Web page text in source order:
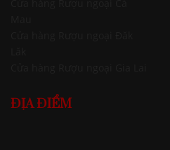
ĐỊA ĐIỂM